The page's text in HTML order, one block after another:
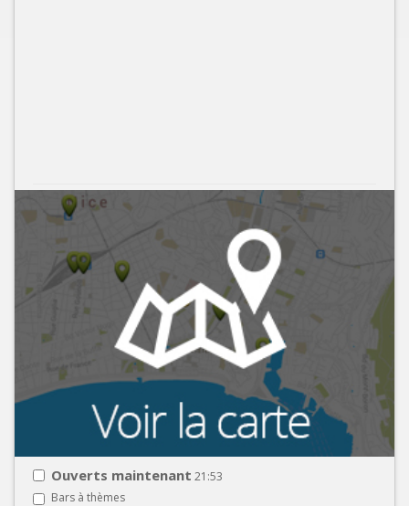
Ouverts maintenant 21:53
Bars à thèmes